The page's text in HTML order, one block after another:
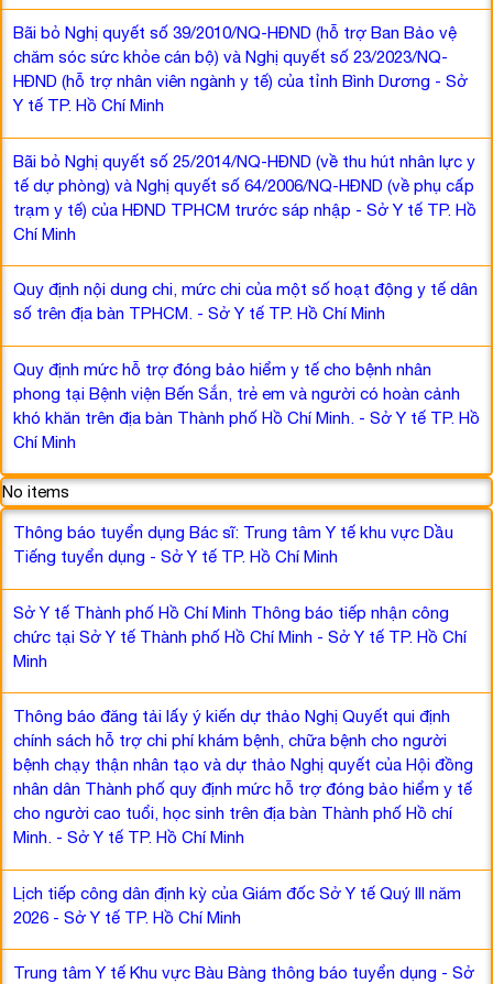
Bãi bỏ Nghị quyết số 39/2010/NQ-HĐND (hỗ trợ Ban Bảo vệ
chăm sóc sức khỏe cán bộ) và Nghị quyết số 23/2023/NQ-
HĐND (hỗ trợ nhân viên ngành y tế) của tỉnh Bình Dương - Sở
Y tế TP. Hồ Chí Minh
Bãi bỏ Nghị quyết số 25/2014/NQ-HĐND (về thu hút nhân lực y
tế dự phòng) và Nghị quyết số 64/2006/NQ-HĐND (về phụ cấp
trạm y tế) của HĐND TPHCM trước sáp nhập - Sở Y tế TP. Hồ
Chí Minh
Quy định nội dung chi, mức chi của một số hoạt động y tế dân
số trên địa bàn TPHCM. - Sở Y tế TP. Hồ Chí Minh
Quy định mức hỗ trợ đóng bảo hiểm y tế cho bệnh nhân
phong tại Bệnh viện Bến Sắn, trẻ em và người có hoàn cảnh
khó khăn trên địa bàn Thành phố Hồ Chí Minh. - Sở Y tế TP. Hồ
Chí Minh
No items
Thông báo tuyển dụng Bác sĩ: Trung tâm Y tế khu vực Dầu
Tiếng tuyển dụng - Sở Y tế TP. Hồ Chí Minh
Sở Y tế Thành phố Hồ Chí Minh Thông báo tiếp nhận công
chức tại Sở Y tế Thành phố Hồ Chí Minh - Sở Y tế TP. Hồ Chí
Minh
Thông báo đăng tải lấy ý kiến dự thảo Nghị Quyết qui định
chính sách hỗ trợ chi phí khám bệnh, chữa bệnh cho người
bệnh chạy thận nhân tạo và dự thảo Nghị quyết của Hội đồng
nhân dân Thành phố quy định mức hỗ trợ đóng bảo hiểm y tế
cho người cao tuổi, học sinh trên địa bàn Thành phố Hồ chí
Minh. - Sở Y tế TP. Hồ Chí Minh
Lịch tiếp công dân định kỳ của Giám đốc Sở Y tế Quý III năm
2026 - Sở Y tế TP. Hồ Chí Minh
Trung tâm Y tế Khu vực Bàu Bàng thông báo tuyển dụng - Sở